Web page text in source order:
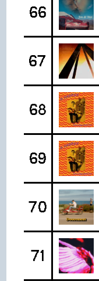
66
67
68
69
70
71